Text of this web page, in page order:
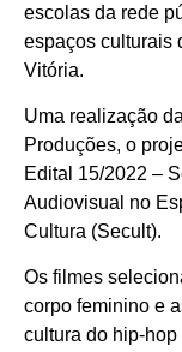
escolas da rede
espaços culturais
Vitória.
Uma realização
Produções, o
Edital 15/2022 –
Audiovisual no
Cultura (Secult).
Os filmes
corpo feminino e
cultura do hip-